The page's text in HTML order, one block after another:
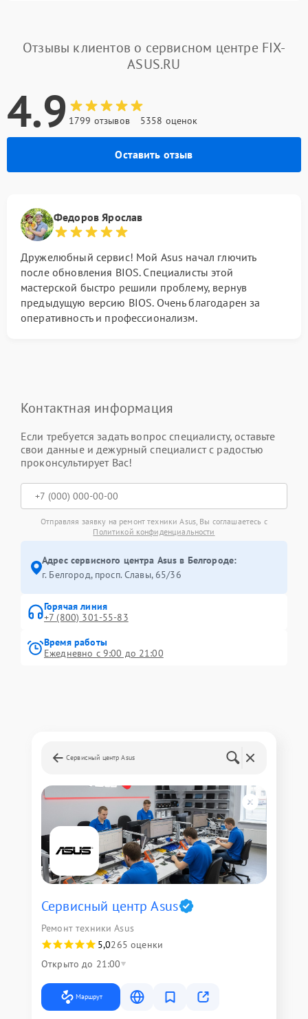
Отзывы клиентов о сервисном центре FIX-
ASUS.RU
4.9 1799 отзывов 5358 оценок
Оставить отзыв
Федоров Ярослав
Дружелюбный сервис! Мой Asus начал глючить
после обновления BIOS. Специалисты этой
мастерской быстро решили проблему, вернув
предыдущую версию BIOS. Очень благодарен за
оперативность и профессионализм.
Контактная информация
Если требуется задать вопрос специалисту, оставьте
свои данные и дежурный специалист с радостью
проконсультирует Вас!
Отправляя заявку на ремонт техники Asus, Вы соглашаетесь с
Политикой конфиденциальности
Адрес сервисного центра Asus в Белгороде:
г. Белгород, просп. Славы, 65/36
Горячая линия
+7 (800) 301-55-83
Время работы
Ежедневно с 9:00 до 21:00
Сервисный центр Asus
Сервисный центр Asus
Ремонт техники Asus
5,0265 оценки
Открыто до 21:00
Маршрут